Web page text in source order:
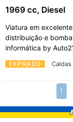
EXPIRADO Caldas
1969 cc, Diesel
Viatura em
distribuição e
informática by
1